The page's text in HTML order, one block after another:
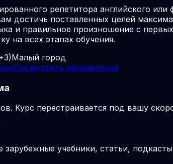
репетитора английского
достичь поставленных целей
и правильное произношение с
на всех этапах обучения.
Малый город
Посмотреть направления
Курс перестраивается под вашу
зарубежные учебники, статьи,